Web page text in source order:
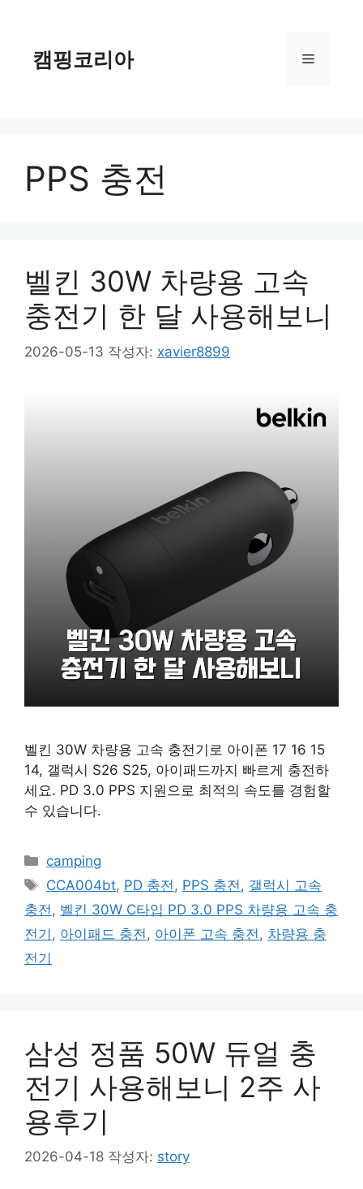
캠핑코리아 메
PPS 충전
벨킨 30W 차량용 고속
충전기 한 달 사용해보니
2026-05-13 작성자: xavier8899
벨킨 30W 차량용 고속 충전기로 아이폰 17 16 15
14, 갤럭시 S26 S25, 아이패드까지 빠르게 충전하
세요. PD 3.0 PPS 지원으로 최적의 속도를 경험할
수 있습니다.
카
테
리
camping
태
그
CCA004bt, PD 충전 , PPS 충전 , 갤럭시 고속
충전 , 벨킨 30W C타입 PD 3.0 PPS 차량용 고속 충
전기 , 아이패드 충전 , 아이폰 고속 충전 , 차량용 충
전기
삼성 정품 50W 듀얼 충
전기 사용해보니 2주 사
용후기
2026-04-18 작성자: story